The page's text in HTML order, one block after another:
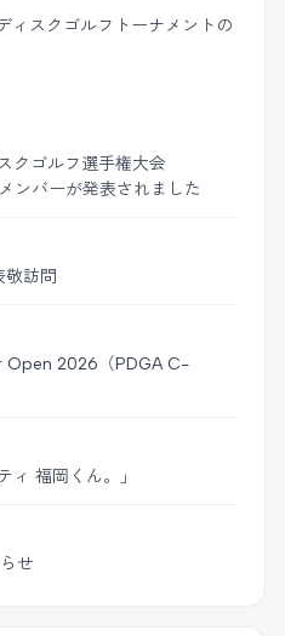
ィスクゴルフトーナメントの
クゴルフ選手権大会
ンバーが発表されました
敬訪問
Open 2026（PDGA C-
ィ 福岡くん。」
せ